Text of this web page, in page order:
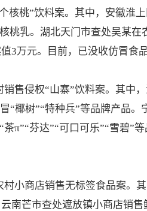
桃”饮料案。其中，安徽淮
桃乳。湖北天门市查处吴某
3万元。目前，已没收仿冒食
侵权“山寨”饮料案。其中
“椰树”“特种兵”等品牌产品
π”“芬达”“可口可乐”“雪碧
商店销售无标签食品案。
南芒市查处遮放镇小商店销